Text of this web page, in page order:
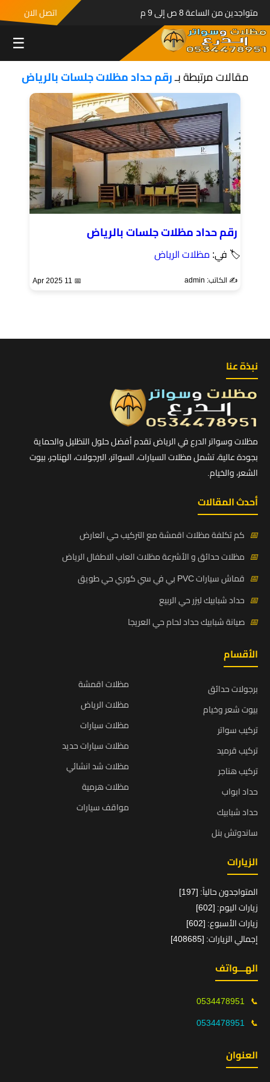
متواجدين من الساعة 8 ص إلى 9 م اتصل الان
☰
مقالات مرتبطة بـرقم حداد مظلات جلسات بالرياض
رقم حداد مظلات جلسات بالرياض
🏷 في: مظلات الرياض
✍️ الكاتب: admin 📅 11 Apr 2025
نبذة عنا
مظلات وسواتر الدرع في الرياض تقدم أفضل حلول التظليل والحماية
بجودة عالية، تشمل مظلات السيارات، السواتر، البرجولات، الهناجر، بيوت
الشعر، والخيام.
أحدث المقالات
📅 كم تكلفة مظلات اقمشة مع التركيب حي العارض
📅 مظلات حدائق و الأشرعة مظلات العاب الاطفال الرياض
📅 قماش سيارات PVC بي في سي كوري حي طويق
📅 حداد شبابيك ليزر حي الربيع
📅 صيانة شبابيك حداد لحام حي العريجا
الأقسام
برجولات حدائق
بيوت شعر وخيام
تركيب سواتر
تركيب قرميد
تركيب هناجر
حداد ابواب
حداد شبابيك
ساندوتش بنل
مظلات اقمشة
مظلات الرياض
مظلات سيارات
مظلات سيارات حديد
مظلات شد انشائي
مظلات هرمية
مواقف سيارات
الزيارات
المتواجدون حالياً: [197]
زيارات اليوم: [602]
زيارات الأسبوع: [602]
إجمالي الزيارات: [408685]
الهـــواتف
📞
0534478951
📞
0534478951
العنوان